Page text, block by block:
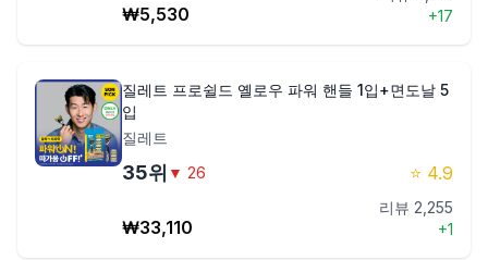
₩5,530
+17
질레트 프로쉴드 옐로우 파워 핸들 1입+면도날 5
입
질레트
35위 ▼ 26 ⭐ 4.9
₩33,110
리뷰 2,255
+1